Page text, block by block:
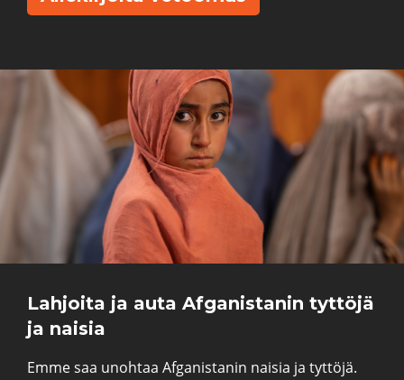
Lahjoita ja auta Afganistanin tyttöjä
ja naisia
Emme saa unohtaa Afganistanin naisia ja tyttöjä.